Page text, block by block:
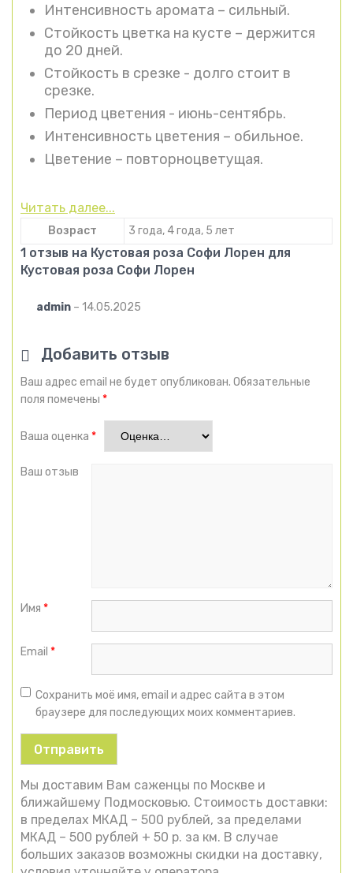
Интенсивность аромата – сильный.
Стойкость цветка на кусте – держится
до 20 дней.
Стойкость в срезке - долго стоит в
срезке.
Период цветения - июнь-сентябрь.
Интенсивность цветения – обильное.
Цветение – повторноцветущая.
Читать далее...
Возраст 3 года, 4 года, 5 лет
1 отзыв на Кустовая роза Софи Лорен для
Кустовая роза Софи Лорен
admin – 14.05.2025
Добавить отзыв
Ваш адрес email не будет опубликован. Обязательные
поля помечены *
Ваша оценка *
Ваш отзыв
Имя *
Email *
Сохранить моё имя, email и адрес сайта в этом
браузере для последующих моих комментариев.
Мы доставим Вам саженцы по Москве и
ближайшему Подмосковью. Стоимость доставки:
в пределах МКАД – 500 рублей, за пределами
МКАД – 500 рублей + 50 р. за км. В случае
больших заказов возможны скидки на доставку,